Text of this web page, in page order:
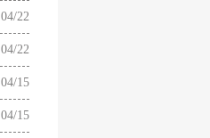
04/22
04/22
04/15
04/15